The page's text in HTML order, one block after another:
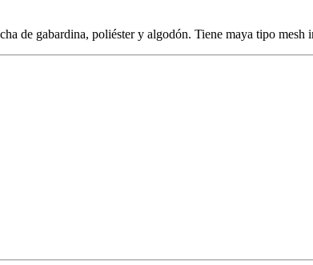
de gabardina, poliéster y algodón. Tiene maya tipo mesh